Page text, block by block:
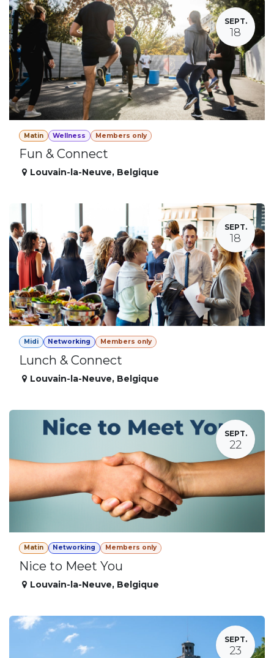
SEPT.
18
Matin Wellness Members only
Fun & Connect
Louvain-la-Neuve, Belgique
SEPT.
18
Midi Networking Members only
Lunch & Connect
Louvain-la-Neuve, Belgique
SEPT.
22
Matin Networking Members only
Nice to Meet You
Louvain-la-Neuve, Belgique
SEPT.
23